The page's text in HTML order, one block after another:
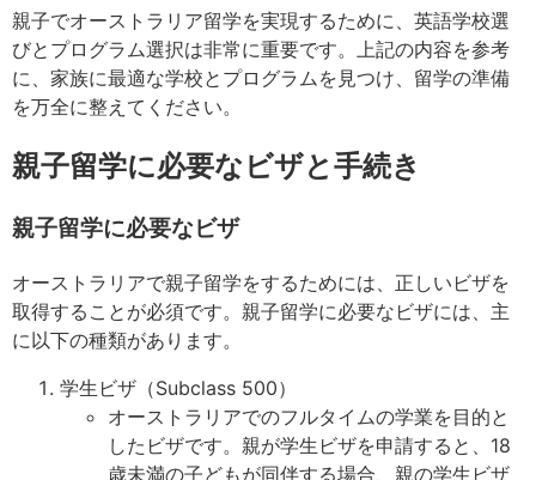
親子でオーストラリア留学を実現するために、英語学校選
びとプログラム選択は非常に重要です。上記の内容を参考
に、家族に最適な学校とプログラムを見つけ、留学の準備
を万全に整えてください。
親子留学に必要なビザと手続き
親子留学に必要なビザ
オーストラリアで親子留学をするためには、正しいビザを
取得することが必須です。親子留学に必要なビザには、主
に以下の種類があります。
学生ビザ（Subclass 500）
オーストラリアでのフルタイムの学業を目的と
したビザです。親が学生ビザを申請すると、18
歳未満の子どもが同伴する場合、親の学生ビザ